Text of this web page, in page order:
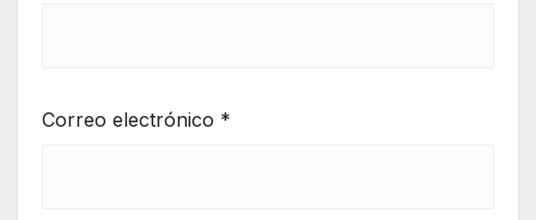
Correo electrónico *